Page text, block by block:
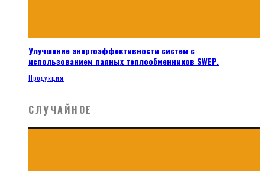
Улучшение энергоэффективности систем с
использованием паяных теплообменников SWEP.
Продукция
СЛУЧАЙНОЕ